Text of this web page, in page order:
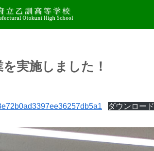
実施しました！
ダウンロード